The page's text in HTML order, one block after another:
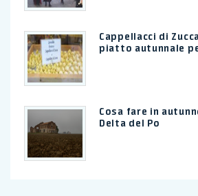
Cappellacci di
piatto autunnale
Cosa fare in
Delta del Po